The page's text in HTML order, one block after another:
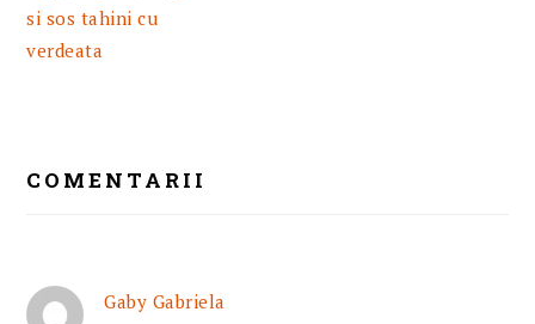
si sos tahini cu
verdeata
INTERACTIONS
COMENTARII
Gaby Gabriela